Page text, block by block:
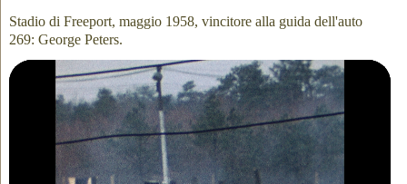
Stadio di Freeport, maggio 1958, vincitore alla guida dell'auto
269: George Peters.